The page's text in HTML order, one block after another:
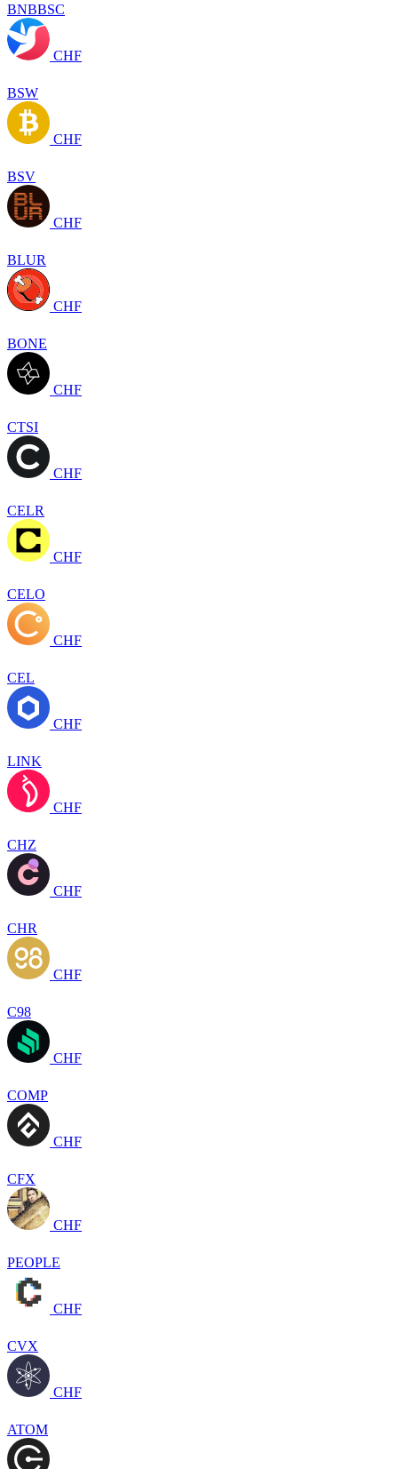
BNBBSC
CHF
BSW
CHF
BSV
CHF
BLUR
CHF
BONE
CHF
CTSI
CHF
CELR
CHF
CELO
CHF
CEL
CHF
LINK
CHF
CHZ
CHF
CHR
CHF
C98
CHF
COMP
CHF
CFX
CHF
PEOPLE
CHF
CVX
CHF
ATOM